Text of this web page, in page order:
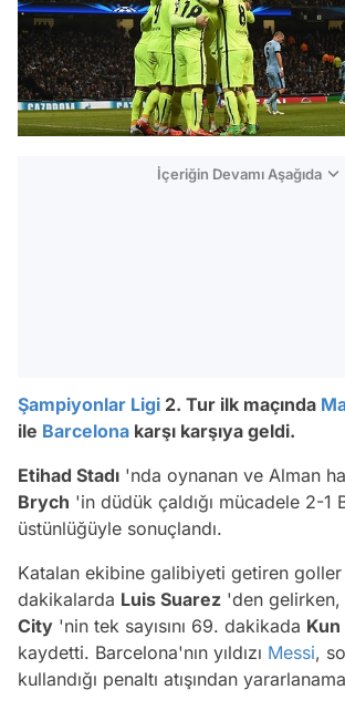
İçeriğin Devamı Aşağıda
Şampiyonlar Ligi 2. Tur ilk maçında
ile Barcelona karşı karşıya geldi.
Etihad Stadı 'nda oynanan ve Alman
Brych 'in düdük çaldığı mücadele 2-1
üstünlüğüyle sonuçlandı.
Katalan ekibine galibiyeti getiren
dakikalarda Luis Suarez 'den gelirken,
City 'nin tek sayısını 69. dakikada
kaydetti. Barcelona'nın yıldızı Messi,
kullandığı penaltı atışından